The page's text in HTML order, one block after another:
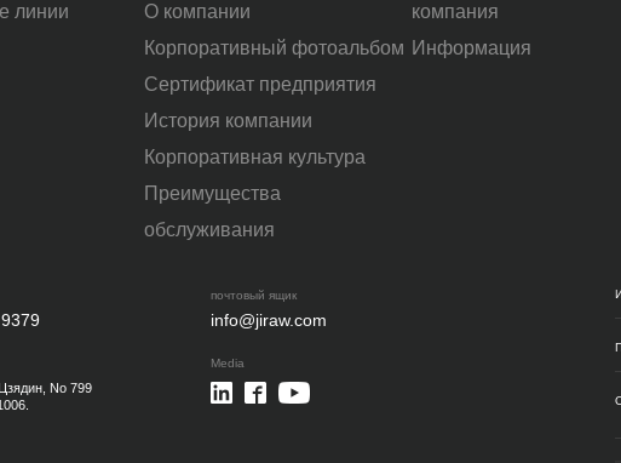
линии
О компании
Корпоративный фотоальбом
Сертификат предприятия
История компании
Корпоративная культура
Преимущества
обслуживания
компания
Информация
почтовый ящик
info@jiraw.com
No 799
Media